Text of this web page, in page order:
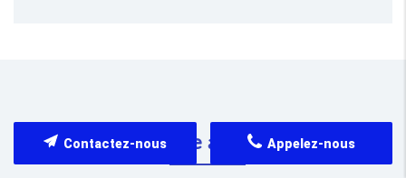
Pourquoi faire appel à nous?
Appelez-nous
Contactez-nous